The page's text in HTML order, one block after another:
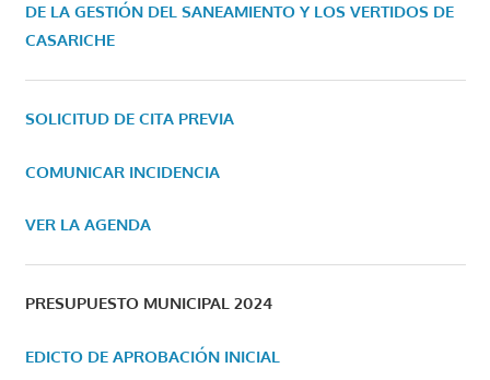
DE LA GESTIÓN DEL SANEAMIENTO Y LOS VERTIDOS DE
CASARICHE
SOLICITUD DE CITA PREVIA
COMUNICAR INCIDENCIA
VER LA AGENDA
PRESUPUESTO MUNICIPAL 2024
EDICTO DE APROBACIÓN INICIAL